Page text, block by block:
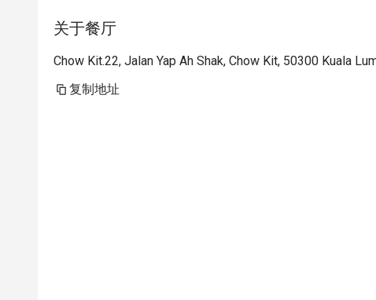
关于餐厅
Chow Kit.22, Jalan Yap Ah Shak, Chow Kit, 50300 Kuala
复制地址